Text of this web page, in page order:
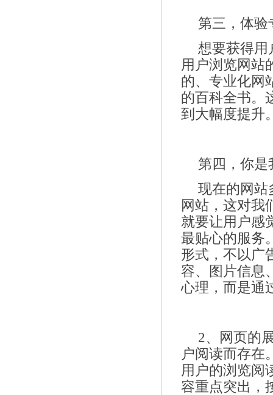
第三，体验
想要获得用
用户浏览网站
的、专业化网
的百科全书。
到大幅度提升
第四，你是
现在的网站
网站，这对我
就要让用户感
最贴心的服务
形式，不以广
容、图片信息
心理，而是通
2、网页的
户阅读而存在
用户的浏览阅
容重点突出，